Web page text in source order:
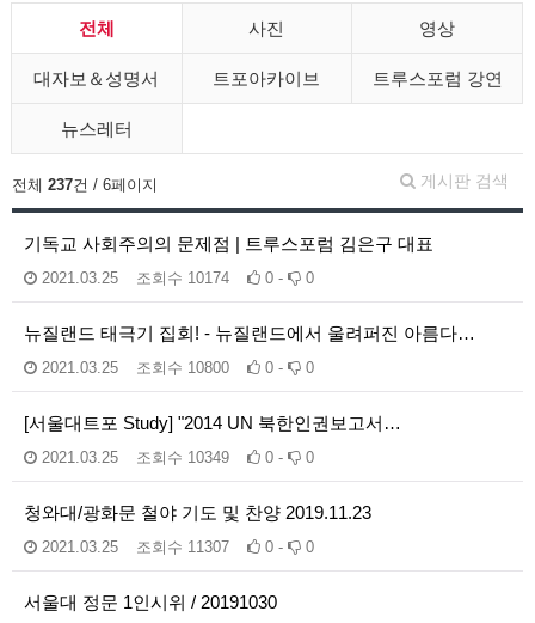
전체 사진 영상
대자보＆성명서 트포아카이브 트루스포럼 강연
뉴스레터
게시판 검색
전체 237건 / 6페이지
기독교 사회주의의 문제점 | 트루스포럼 김은구 대표
2021.03.25 조회수 10174 0 - 0
뉴질랜드 태극기 집회! - 뉴질랜드에서 울려퍼진 아름다…
2021.03.25 조회수 10800 0 - 0
[서울대트포 Study] "2014 UN 북한인권보고서…
2021.03.25 조회수 10349 0 - 0
청와대/광화문 철야 기도 및 찬양 2019.11.23
2021.03.25 조회수 11307 0 - 0
서울대 정문 1인시위 / 20191030